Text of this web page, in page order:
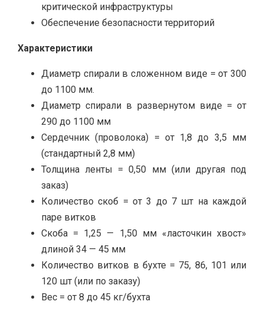
критической инфраструктуры
Обеспечение безопасности территорий
Характеристики
Диаметр спирали в сложенном виде = от 300
до 1100 мм.
Диаметр спирали в развернутом виде = от
290 до 1100 мм
Сердечник (проволока) = от 1,8 до 3,5 мм
(стандартный 2,8 мм)
Толщина ленты = 0,50 мм (или другая под
заказ)
Количество скоб = от 3 до 7 шт на каждой
паре витков
Скоба = 1,25 — 1,50 мм «ласточкин хвост»
длиной 34 — 45 мм
Количество витков в бухте = 75, 86, 101 или
120 шт (или по заказу)
Вес = от 8 до 45 кг/бухта